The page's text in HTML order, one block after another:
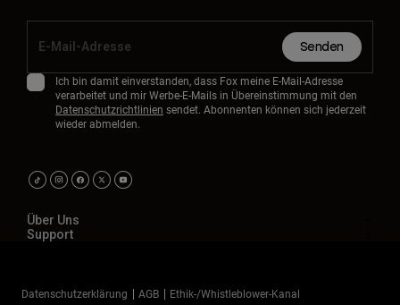
Senden
Ich bin damit einverstanden, dass Fox meine E-Mail-Adresse
verarbeitet und mir Werbe-E-Mails in Übereinstimmung mit den
Datenschutzrichtlinien sendet. Abonnenten können sich jederzeit
wieder abmelden.
Über Uns
Support
Datenschutzerklärung AGB Ethik-/Whistleblower-Kanal